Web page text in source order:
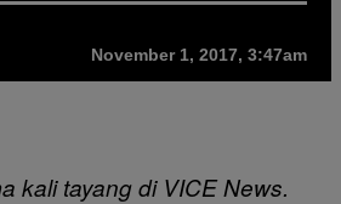
November 1, 2017, 3:47am
kali tayang di VICE News.